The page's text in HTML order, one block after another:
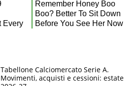
Tabellone Calciomercato Serie A.
Movimenti, acquisti e cessioni: estate